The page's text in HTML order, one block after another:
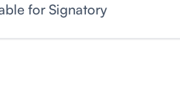
for Signatory